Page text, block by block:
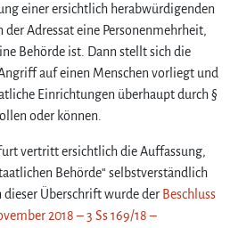
d
i
g
t
e
S
a
a
s
a
einer ersichtlich herabwürdigenden
Adressat eine Personenmehrheit,
Behörde ist. Dann stellt sich die
auf einen Menschen vorliegt und
Einrichtungen überhaupt durch §
oder können.
vertritt ersichtlich die Auffassung,
Behörde“ selbstverständlich
Überschrift wurde der Beschluss
2018 – 3 Ss 169/18 –